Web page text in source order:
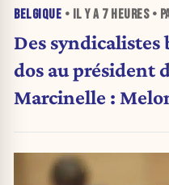
BELGIQUE • IL Y A 7 HEURES•
Des
dos au président
Marcinelle :